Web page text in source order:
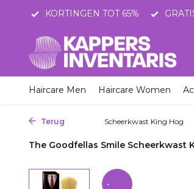
KORTINGEN TOT 65%
Haircare Men Haircare Women
Terug Scheerkwast King Hog
The Goodfellas Smile Scheerkwast
-